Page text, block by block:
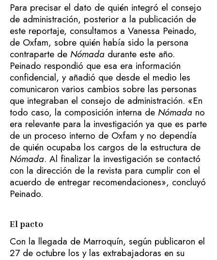
Para precisar el dato de quién integró el consejo
de administración, posterior a la publicación de
este reportaje, consultamos a Vanessa Peinado,
de Oxfam, sobre quién había sido la persona
contraparte de Nómada durante este año.
Peinado respondió que esa era información
confidencial, y añadió que desde el medio les
comunicaron varios cambios sobre las personas
que integraban el consejo de administración. «En
todo caso, la composición interna de Nómada no
era relevante para la investigación ya que es parte
de un proceso interno de Oxfam y no dependía
de quién ocupaba los cargos de la estructura de
Nómada. Al finalizar la investigación se contactó
con la dirección de la revista para cumplir con el
acuerdo de entregar recomendaciones», concluyó
Peinado.
El pacto
Con la llegada de Marroquín, según publicaron el
27 de octubre los y las extrabajadoras en su